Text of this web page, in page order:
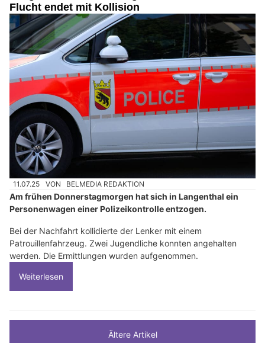
Flucht endet mit Kollision
11.07.25 VON BELMEDIA REDAKTION
Am frühen Donnerstagmorgen hat sich in Langenthal ein
Personenwagen einer Polizeikontrolle entzogen.
Bei der Nachfahrt kollidierte der Lenker mit einem
Patrouillenfahrzeug. Zwei Jugendliche konnten angehalten
werden. Die Ermittlungen wurden aufgenommen.
Weiterlesen
Ältere Artikel